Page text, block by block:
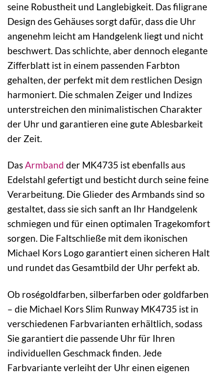
seine Robustheit und Langlebigkeit. Das filigrane
Design des Gehäuses sorgt dafür, dass die Uhr
angenehm leicht am Handgelenk liegt und nicht
beschwert. Das schlichte, aber dennoch elegante
Zifferblatt ist in einem passenden Farbton
gehalten, der perfekt mit dem restlichen Design
harmoniert. Die schmalen Zeiger und Indizes
unterstreichen den minimalistischen Charakter
der Uhr und garantieren eine gute Ablesbarkeit
der Zeit.
DasArmband der MK4735 ist ebenfalls aus
Edelstahl gefertigt und besticht durch seine feine
Verarbeitung. Die Glieder des Armbands sind so
gestaltet, dass sie sich sanft an Ihr Handgelenk
schmiegen und für einen optimalen Tragekomfort
sorgen. Die Faltschließe mit dem ikonischen
Michael Kors Logo garantiert einen sicheren Halt
und rundet das Gesamtbild der Uhr perfekt ab.
Ob roségoldfarben, silberfarben oder goldfarben
– die Michael Kors Slim Runway MK4735 ist in
verschiedenen Farbvarianten erhältlich, sodass
Sie garantiert die passende Uhr für Ihren
individuellen Geschmack finden. Jede
Farbvariante verleiht der Uhr einen eigenen